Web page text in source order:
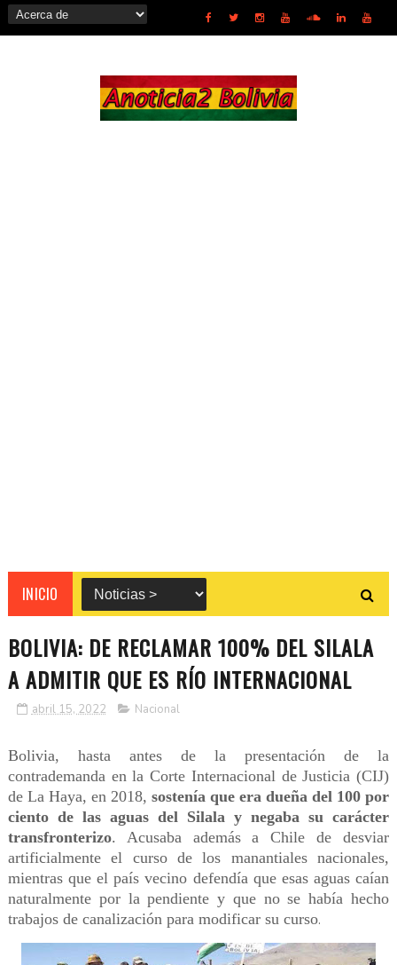
INICIO
BOLIVIA: DE RECLAMAR 100% DEL SILALA
A ADMITIR QUE ES RÍO INTERNACIONAL
abril 15, 2022 Nacional
Bolivia, hasta antes de la presentación de la
contrademanda en la Corte Internacional de Justicia (CIJ)
de La Haya, en 2018, sostenía que era dueña del 100 por
ciento de las aguas del Silala y negaba su carácter
transfronterizo. Acusaba además a Chile de desviar
artificialmente el curso de los manantiales nacionales,
mientras que el país vecino defendía que esas aguas caían
naturalmente por la pendiente y que no se había hecho
trabajos de canalización para modificar su curso.